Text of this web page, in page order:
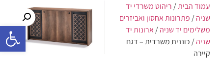
פתח
עמוד הבית/ ריהוט משרדי יד
שניה/ פתרונות אחסון ואביזרים
משלימים יד שניה/ ארונות יד
שניה/ כוננית משרדית – דגם
קיירה